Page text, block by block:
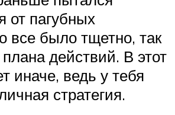
от пагубных
все было тщетно, так
действий. В этот
иначе, ведь у тебя
стратегия.